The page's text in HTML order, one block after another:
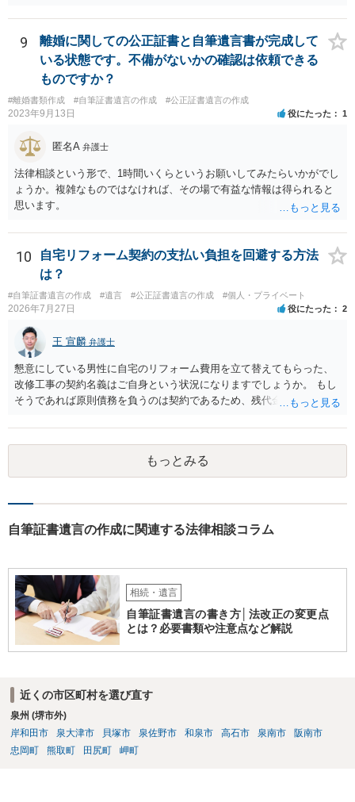
9
離婚に関しての公正証書と自筆遺言書が完成して
いる状態です。不備がないかの確認は依頼できる
ものですか？
#離婚書類作成 #自筆証書遺言の作成 #公正証書遺言の作成
2023年9月13日 役にたった 1
匿名A 弁護士
法律相談という形で、1時間いくらというお願いしてみたらいかがでし
ょうか。複雑なものではなければ、その場で有益な情報は得られると
思います。
10
自宅リフォーム契約の支払い負担を回避する方法
は？
#自筆証書遺言の作成 #遺言 #公正証書遺言の作成 #個人・プライベート
2026年7月27日 役にたった 2
王 宣麟 弁護士
懇意にしている男性に自宅のリフォーム費用を立て替えてもらった、
改修工事の契約名義はご自身という状況になりますでしょうか。 もし
そうであれば原則債務を負うのは契約であるため、残代金を捻出して
ます。 入籍した場合でも、原則契約者が単独で全ての債務を負うこと
には変わりがありません。 なかなか対応に難しい案件であり、公開の
場でアドバイスを行うのも限界があるように思われますので、資料等
を持参のうえ個別に弁護士に相談されることをお勧めします。
もっとみる
自筆証書遺言の作成に関連する法律相談コラム
相続・遺言
自筆証書遺言の書き方│法改正の変更点
とは？必要書類や注意点など解説
近くの市区町村を選び直す
泉州 (堺市外)
岸和田市
泉大津市 貝塚市 泉佐野市 和泉市 高石市 泉南市
阪南市
忠岡町
熊取町 田尻町 岬町